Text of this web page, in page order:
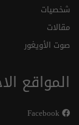
شخصيات
مقالات
صوت الأويغور
المواقع